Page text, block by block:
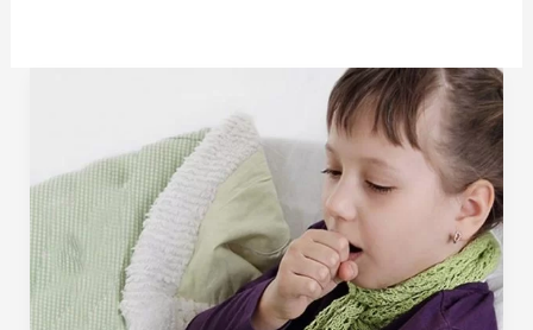
درمان
های
فوری
برای
سرفه
کودکان